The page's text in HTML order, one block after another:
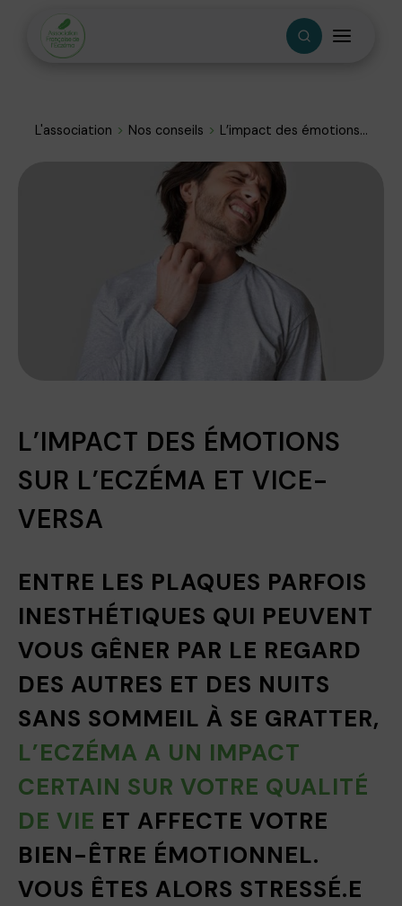
L'association Nos conseils L’impact des émotions...
L’IMPACT DES ÉMOTIONS
SUR L’ECZÉMA ET VICE-
VERSA
ENTRE LES PLAQUES PARFOIS
INESTHÉTIQUES QUI PEUVENT
VOUS GÊNER PAR LE REGARD
DES AUTRES ET DES NUITS
SANS SOMMEIL À SE GRATTER,
L’ECZÉMA A UN IMPACT
CERTAIN SUR VOTRE QUALITÉ
DE VIE ET AFFECTE VOTRE
BIEN-ÊTRE ÉMOTIONNEL.
VOUS ÊTES ALORS STRESSÉ.E